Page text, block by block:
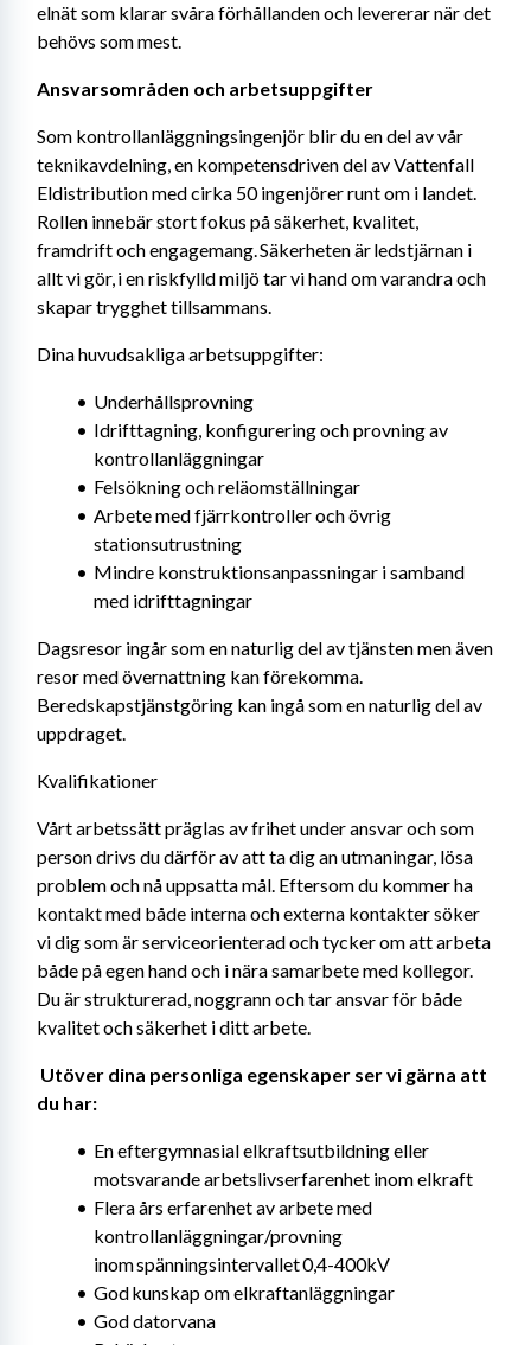
elnät som klarar svåra förhållanden och levererar när det
behövs som mest.
Ansvarsområden och arbetsuppgifter
Som kontrollanläggningsingenjör blir du en del av vår
teknikavdelning, en kompetensdriven del av Vattenfall
Eldistribution med cirka 50 ingenjörer runt om i landet.
Rollen innebär stort fokus på säkerhet, kvalitet,
framdrift och engagemang. Säkerheten är ledstjärnan i
allt vi gör, i en riskfylld miljö tar vi hand om varandra och
skapar trygghet tillsammans.
Dina huvudsakliga arbetsuppgifter:
Underhållsprovning
Idrifttagning, konfigurering och provning av
kontrollanläggningar
Felsökning och reläomställningar
Arbete med fjärrkontroller och övrig
stationsutrustning
Mindre konstruktionsanpassningar i samband
med idrifttagningar
Dagsresor ingår som en naturlig del av tjänsten men även
resor med övernattning kan förekomma.
Beredskapstjänstgöring kan ingå som en naturlig del av
uppdraget.
Kvalifikationer
Vårt arbetssätt präglas av frihet under ansvar och som
person drivs du därför av att ta dig an utmaningar, lösa
problem och nå uppsatta mål. Eftersom du kommer ha
kontakt med både interna och externa kontakter söker
vi dig som är serviceorienterad och tycker om att arbeta
både på egen hand och i nära samarbete med kollegor.
Du är strukturerad, noggrann och tar ansvar för både
kvalitet och säkerhet i ditt arbete.
Utöver dina personliga egenskaper ser vi gärna att
du har:
En eftergymnasial elkraftsutbildning eller
motsvarande arbetslivserfarenhet inom elkraft
Flera års erfarenhet av arbete med
kontrollanläggningar/provning
inom spänningsintervallet 0,4-400kV
God kunskap om elkraftanläggningar
God datorvana